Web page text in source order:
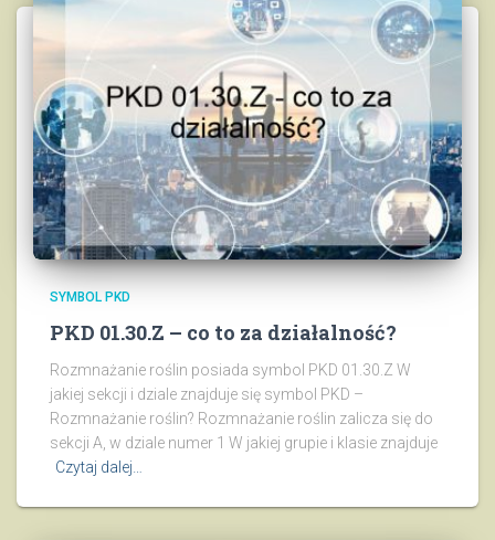
SYMBOL PKD
PKD 01.30.Z – co to za działalność?
Rozmnażanie roślin posiada symbol PKD 01.30.Z W
jakiej sekcji i dziale znajduje się symbol PKD –
Rozmnażanie roślin? Rozmnażanie roślin zalicza się do
sekcji A, w dziale numer 1 W jakiej grupie i klasie znajduje
Czytaj dalej…